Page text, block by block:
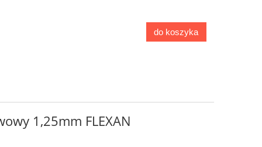
do koszyka
1,25mm FLEXAN